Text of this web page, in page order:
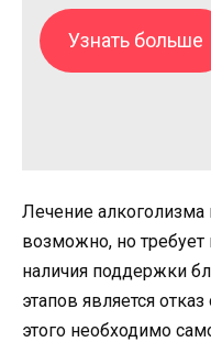
Узнать больше
Лечение
возможно, но
наличия поддержки
этапов является
этого необходимо